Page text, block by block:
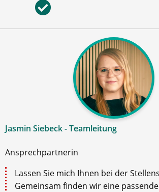
Jasmin Siebeck - Teamleitung
Ansprechpartnerin
Lassen Sie mich Ihnen bei der
Gemeinsam finden wir eine